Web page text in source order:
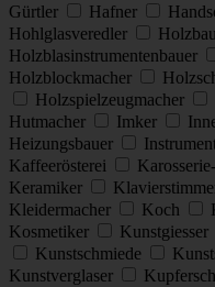
Gürtler
Hafner
Hohlglasveredler
Holzbau
Holzblasinstrumentenbauer
Holzblockmacher
Holzspielzeugmacher
Hutmacher
Imker
Heizungsbauer
Kaffeerösterei
Keramiker
Kleidermacher
Koch
Kosmetiker
Kunstgiesser
Kunstschmiede
Kunstverglaser